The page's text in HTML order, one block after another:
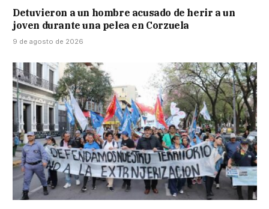
Detuvieron a un hombre acusado de herir a un
joven durante una pelea en Corzuela
9 de agosto de 2026